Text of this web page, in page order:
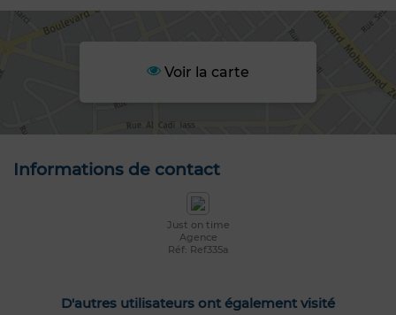
Voir la carte
Informations de contact
Just on time
Agence
Réf: Ref335a
D'autres utilisateurs ont également visité